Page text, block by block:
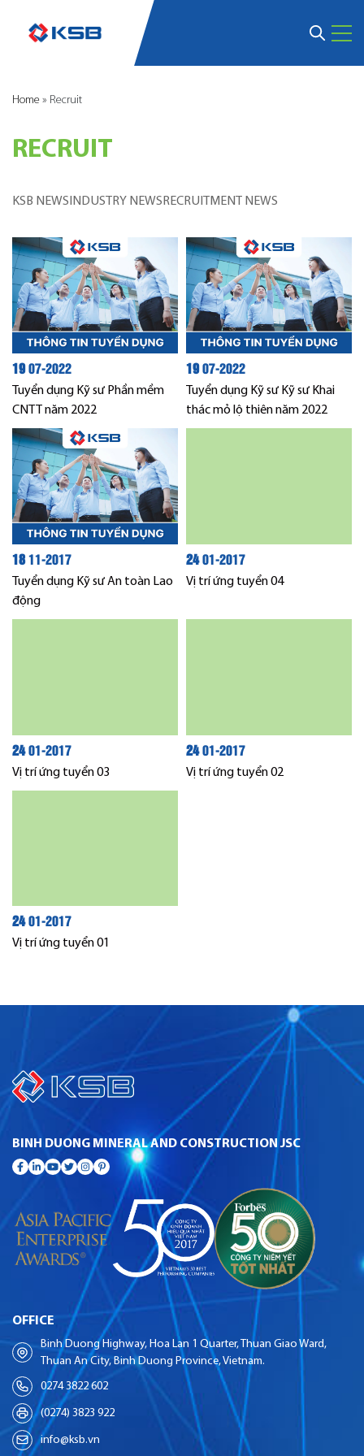
Home » Recruit
RECRUIT
KSB NEWSINDUSTRY NEWSRECRUITMENT NEWS
1907-2022
Tuyển dụng Kỹ sư Phần mềm
CNTT năm 2022
1907-2022
Tuyển dụng Kỹ sư Kỹ sư Khai
thác mỏ lộ thiên năm 2022
1811-2017
Tuyển dụng Kỹ sư An toàn Lao
động
2401-2017
Vị trí ứng tuyển 04
2401-2017
Vị trí ứng tuyển 03
2401-2017
Vị trí ứng tuyển 02
2401-2017
Vị trí ứng tuyển 01
BINH DUONG MINERAL AND CONSTRUCTION JSC
OFFICE
Binh Duong Highway, Hoa Lan 1 Quarter, Thuan Giao Ward,
Thuan An City, Binh Duong Province, Vietnam.
0274 3822 602
(0274) 3823 922
info@ksb.vn